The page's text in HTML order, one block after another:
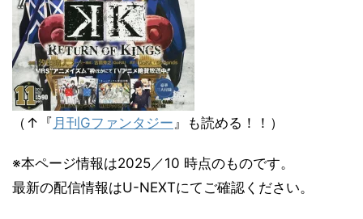
（↑『 月刊Gファンタジー』も読める！！）
※本ページ情報は2025／10 時点のものです。
最新の配信情報はU-NEXTにてご確認ください。